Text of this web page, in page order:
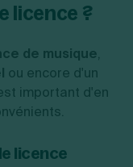
licence ?
de musique,
ou encore d'un
important d'en
licence